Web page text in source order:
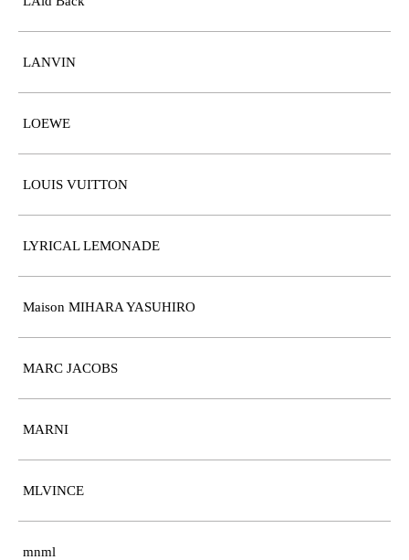
LANVIN
LOEWE
LOUIS VUITTON
LYRICAL LEMONADE
Maison MIHARA YASUHIRO
MARC JACOBS
MARNI
MLVINCE
mnml